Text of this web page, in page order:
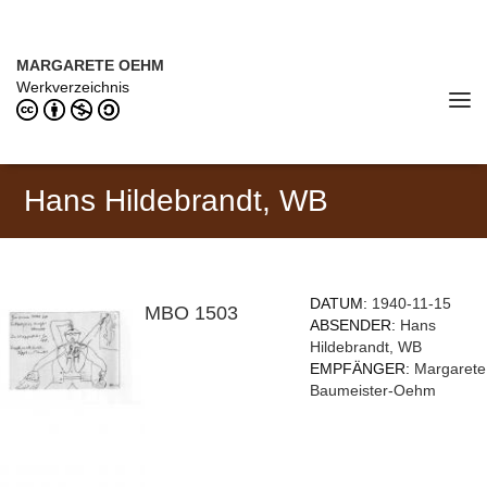
MARGARETE OEHM
Werkverzeichnis
Hans Hildebrandt, WB
MBO 1503 DATUM: 1940-11-15
ABSENDER: Hans
Hildebrandt, WB
EMPFÄNGER: Margarete
Baumeister-Oehm